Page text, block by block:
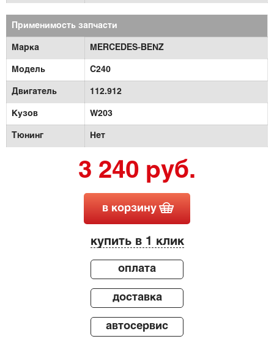
Применимость запчасти
Марка MERCEDES-BENZ
Модель C240
Двигатель 112.912
Кузов W203
Тюнинг Нет
3 240 руб.
в корзину
купить в 1 клик
оплата
доставка
автосервис